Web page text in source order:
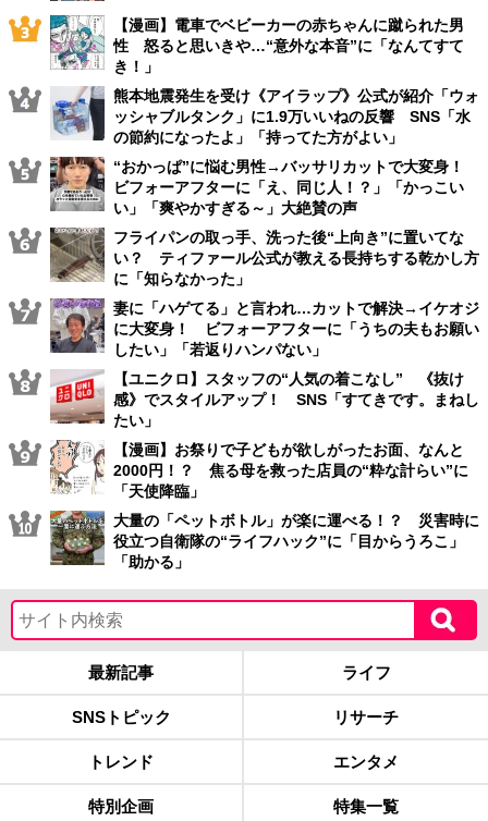
【漫画】電車でベビーカーの赤ちゃんに蹴られた男
性 怒ると思いきや…“意外な本音”に「なんてすて
き！」
熊本地震発生を受け《アイラップ》公式が紹介「ウォ
ッシャブルタンク」に1.9万いいねの反響 SNS「水
の節約になったよ」「持ってた方がよい」
“おかっぱ”に悩む男性→バッサリカットで大変身！
ビフォーアフターに「え、同じ人！？」「かっこい
い」「爽やかすぎる～」大絶賛の声
フライパンの取っ手、洗った後“上向き”に置いてな
い？ ティファール公式が教える長持ちする乾かし方
に「知らなかった」
妻に「ハゲてる」と言われ…カットで解決→イケオジ
に大変身！ ビフォーアフターに「うちの夫もお願い
したい」「若返りハンパない」
【ユニクロ】スタッフの“人気の着こなし” 《抜け
感》でスタイルアップ！ SNS「すてきです。まねし
たい」
【漫画】お祭りで子どもが欲しがったお面、なんと
2000円！？ 焦る母を救った店員の“粋な計らい”に
「天使降臨」
大量の「ペットボトル」が楽に運べる！？ 災害時に
役立つ自衛隊の“ライフハック”に「目からうろこ」
「助かる」
最新記事 ライフ
SNSトピック リサーチ
トレンド エンタメ
特別企画 特集一覧